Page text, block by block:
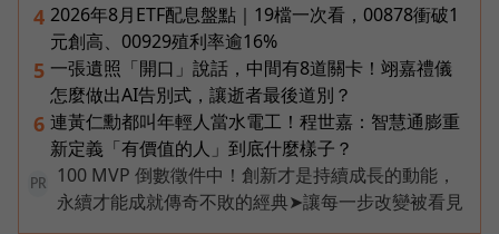
4 2026年8月ETF配息盤點｜19檔一次看，00878衝破1
元創高、00929殖利率逾16%
5 一張遺照「開口」說話，中間有8道關卡！翊嘉禮儀
怎麼做出AI告別式，讓逝者最後道別？
6 連黃仁勳都叫年輕人當水電工！程世嘉：智慧通膨重
新定義「有價值的人」到底什麼樣子？
PR
100 MVP 倒數徵件中！創新才是持續成長的動能，
永續才能成就傳奇不敗的經典➤讓每一步改變被看見